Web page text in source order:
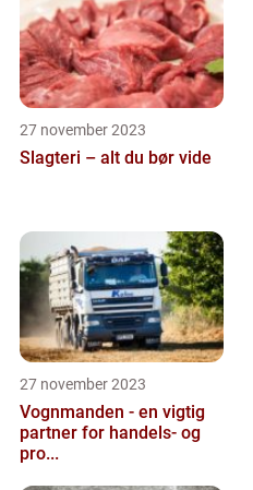
27 november 2023
Slagteri – alt du bør vide
27 november 2023
Vognmanden - en vigtig
partner for handels- og
pro...